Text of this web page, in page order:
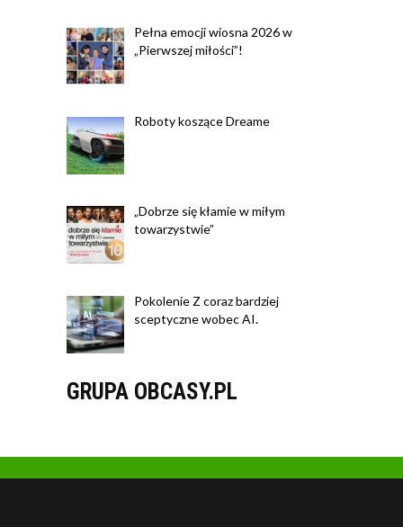
Pełna emocji wiosna 2026 w
„Pierwszej miłości”!
Roboty koszące Dreame
„Dobrze się kłamie w miłym
towarzystwie”
Pokolenie Z coraz bardziej
sceptyczne wobec AI.
GRUPA OBCASY.PL